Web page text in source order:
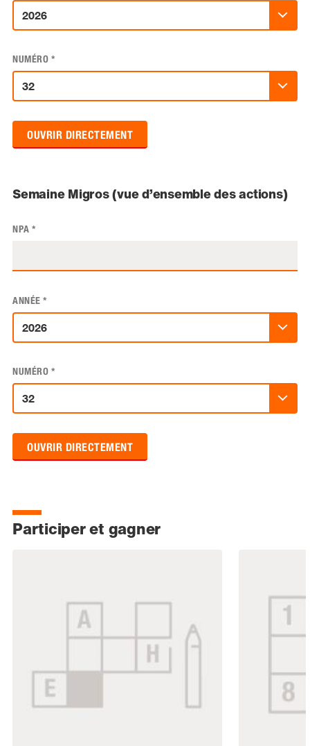
NUMÉRO *
OUVRIR DIRECTEMENT
Semaine Migros (vue d’ensemble des actions)
NPA *
ANNÉE *
NUMÉRO *
OUVRIR DIRECTEMENT
Participer et gagner